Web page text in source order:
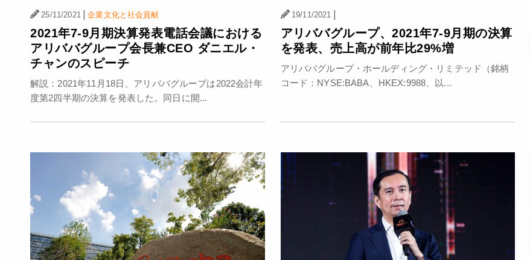
25/11/2021 | 企業文化と社会貢献
2021年7-9月期決算発表電話会議における
アリババグループ会長兼CEO ダニエル・
チャンのスピーチ
解説：2021年11月18日、アリババグループは2022会計年
度第2四半期の決算を発表した。同日に開...
19/11/2021 |
アリババグループ、2021年7-9月期の決算
を発表、売上高が前年比29%増
アリババグループ・ホールディング・リミテッド（銘柄
コード：NYSE:BABA、HKEX:9988、以...